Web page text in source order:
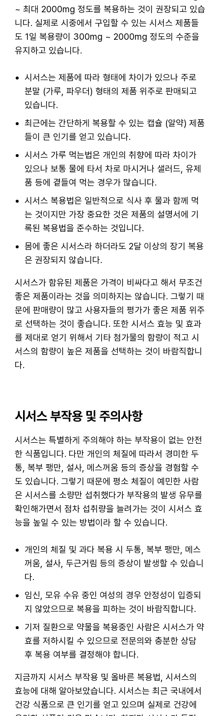
~ 최대 2000mg 정도를 복용하는 것이 권장되고 있습
니다. 실제로 시중에서 구입할 수 있는 시서스 제품들
도 1일 복용량이 300mg ~ 2000mg 정도의 수준을
유지하고 있습니다.
시서스는 제품에 따라 형태에 차이가 있으나 주로
분말 (가루, 파우더) 형태의 제품 위주로 판매되고
있습니다.
최근에는 간단하게 복용할 수 있는 캡슐 (알약) 제품
들이 큰 인기를 얻고 있습니다.
시서스 가루 먹는법은 개인의 취향에 따라 차이가
있으나 보통 물에 타서 차로 마시거나 샐러드, 유제
품 등에 곁들여 먹는 경우가 많습니다.
시서스 복용법은 일반적으로 식사 후 물과 함께 먹
는 것이지만 가장 중요한 것은 제품의 설명서에 기
록된 복용법을 준수하는 것입니다.
몸에 좋은 시서스라 하더라도 2달 이상의 장기 복용
은 권장되지 않습니다.
시서스가 함유된 제품은 가격이 비싸다고 해서 무조건
좋은 제품이라는 것을 의미하지는 않습니다. 그렇기 때
문에 판매량이 많고 사용자들의 평가가 좋은 제품 위주
로 선택하는 것이 좋습니다. 또한 시서스 효능 및 효과
를 제대로 얻기 위해서 기타 첨가물의 함량이 적고 시
서스의 함량이 높은 제품을 선택하는 것이 바람직합니
다.
시서스 부작용 및 주의사항
시서스는 특별하게 주의해야 하는 부작용이 없는 안전
한 식품입니다. 다만 개인의 체질에 따라서 경미한 두
통, 복부 팽만, 설사, 메스꺼움 등의 증상을 경험할 수
도 있습니다. 그렇기 때문에 평소 체질이 예민한 사람
은 시서스를 소량만 섭취했다가 부작용의 발생 유무를
확인해가면서 점차 섭취량을 늘려가는 것이 시서스 효
능을 높일 수 있는 방법이라 할 수 있습니다.
개인의 체질 및 과다 복용 시 두통, 복부 팽만, 메스
꺼움, 설사, 두근거림 등의 증상이 발생할 수 있습니
다.
임신, 모유 수유 중인 여성의 경우 안정성이 입증되
지 않았으므로 복용을 피하는 것이 바람직합니다.
기저 질환으로 약물을 복용중인 사람은 시서스가 약
효를 저하시킬 수 있으므로 전문의와 충분한 상담
후 복용 여부를 결정해야 합니다.
지금까지 시서스 부작용 및 올바른 복용법, 시서스의
효능에 대해 알아보았습니다. 시서스는 최근 국내에서
건강 식품으로 큰 인기를 얻고 있으며 실제로 건강에